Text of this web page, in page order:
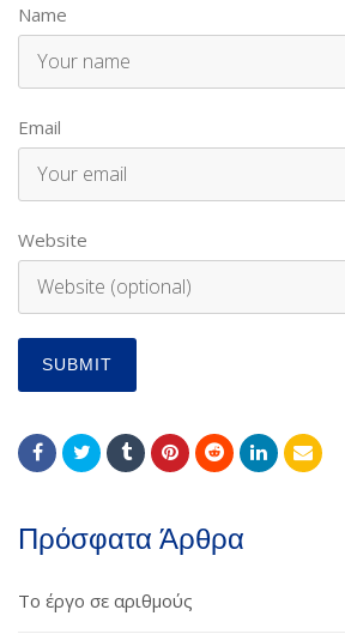
Name
Email
Website
Πρόσφατα Άρθρα
Το έργο σε αριθμούς